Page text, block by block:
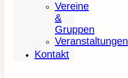
Vereine
&
Gruppen
Veranstaltungen
Kontakt